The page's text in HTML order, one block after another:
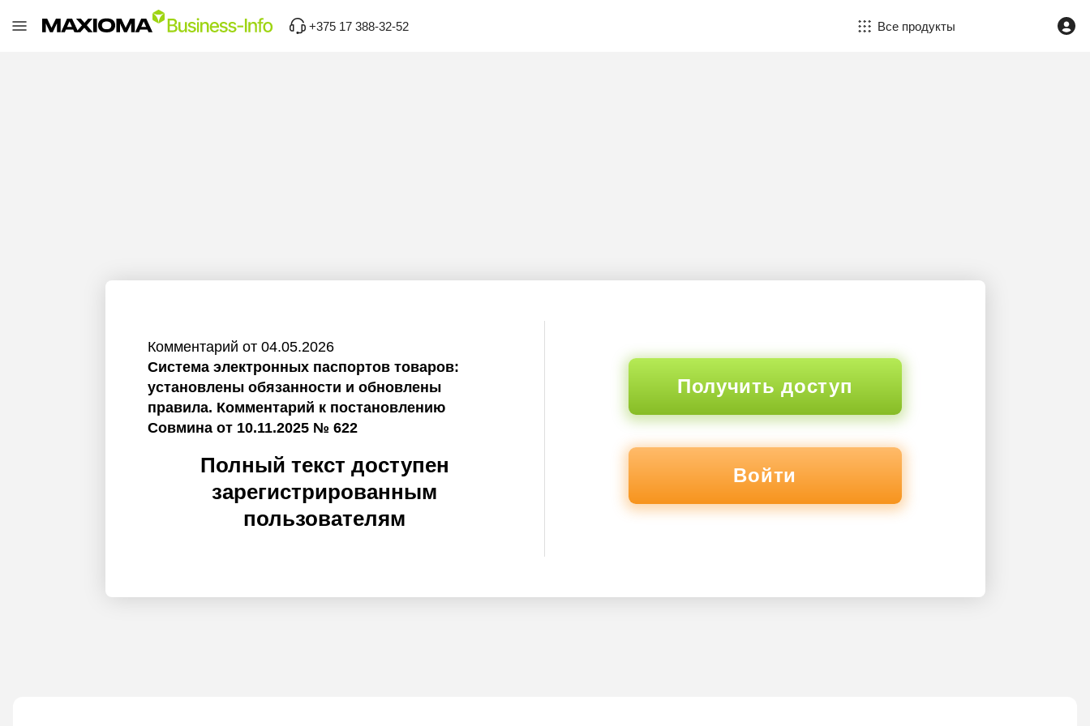
+375 17 388-32-52 Все продукты
Комментарий от 04.05.2026
Система электронных паспортов товаров:
установлены обязанности и обновлены
правила. Комментарий к постановлению
Совмина от 10.11.2025 № 622
Полный текст доступен
зарегистрированным
пользователям
Получить доступ
Войти